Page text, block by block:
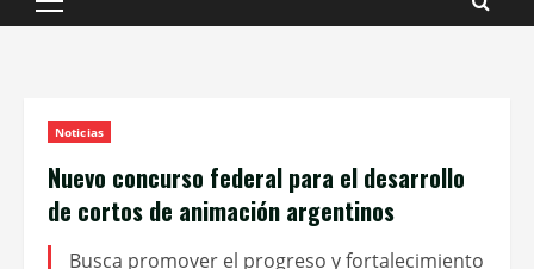
Menú
Noticias
Nuevo concurso federal para el desarrollo
de cortos de animación argentinos
Busca promover el progreso y fortalecimiento